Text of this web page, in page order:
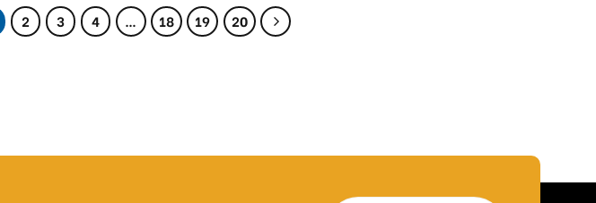
2 3 4 … 18 19 20